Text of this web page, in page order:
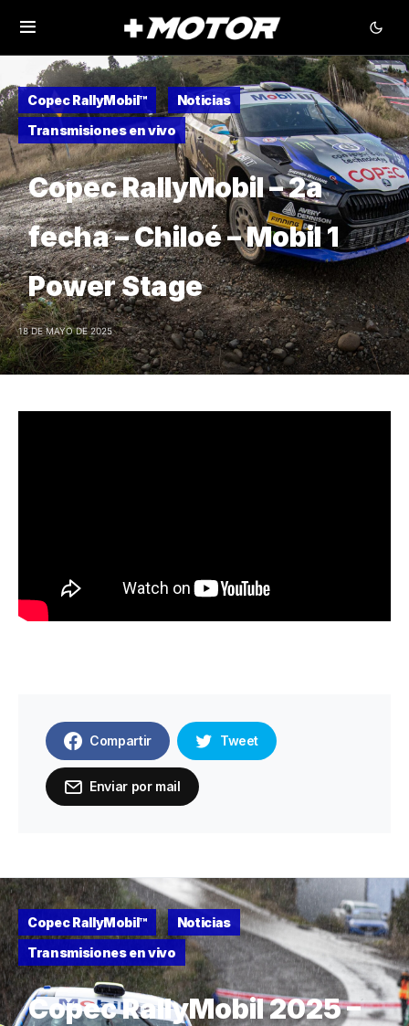
Copec RallyMobil™
Noticias
Transmisiones en vivo
Copec RallyMobil – 2a
fecha – Chiloé – Mobil 1
Power Stage
18 DE MAYO DE 2025
Compartir Tweet
Enviar por mail
Copec RallyMobil™
Noticias
Transmisiones en vivo
Copec RallyMobil 2025 –